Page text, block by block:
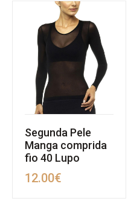
Segunda Pele
Manga comprida
fio 40 Lupo
12.00€